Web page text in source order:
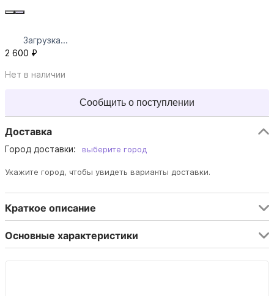
Загрузка...
2 600 ₽
Нет в наличии
Сообщить о поступлении
Доставка
Город доставки: выберите город
Укажите город, чтобы увидеть варианты доставки.
Краткое описание
Основные характеристики